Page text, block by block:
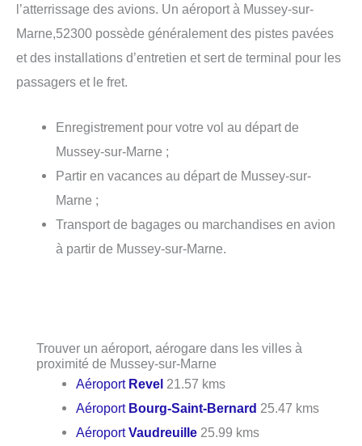
l’atterrissage des avions. Un aéroport à Mussey-sur-
Marne,52300 possède généralement des pistes pavées
et des installations d’entretien et sert de terminal pour les
passagers et le fret.
Enregistrement pour votre vol au départ de
Mussey-sur-Marne ;
Partir en vacances au départ de Mussey-sur-
Marne ;
Transport de bagages ou marchandises en avion
à partir de Mussey-sur-Marne.
Trouver un aéroport, aérogare dans les villes à
proximité de Mussey-sur-Marne
Aéroport Revel 21.57 kms
Aéroport Bourg-Saint-Bernard 25.47 kms
AéroportVaudreuille 25.99 kms